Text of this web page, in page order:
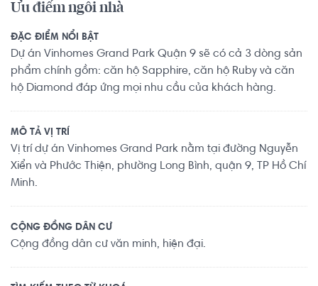
Ưu điểm ngôi nhà
ĐẶC ĐIỂM NỔI BẬT
Dự án Vinhomes Grand Park Quận 9 sẽ có cả 3 dòng sản
phẩm chính gồm: căn hộ Sapphire, căn hộ Ruby và căn
hộ Diamond đáp ứng mọi nhu cầu của khách hàng.
MÔ TẢ VỊ TRÍ
Vị trí dự án Vinhomes Grand Park nằm tại đường Nguyễn
Xiển và Phước Thiện, phường Long Bình, quận 9, TP Hồ Chí
Minh.
CỘNG ĐỒNG DÂN CƯ
Cộng đồng dân cư văn minh, hiện đại.